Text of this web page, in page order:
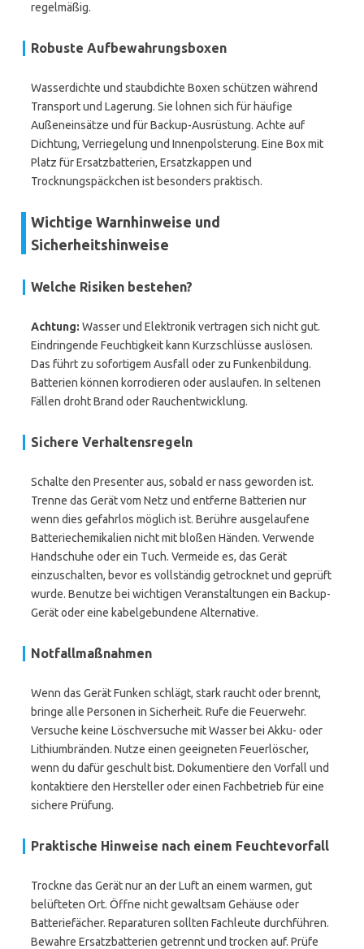
regelmäßig.
Robuste Aufbewahrungsboxen
Wasserdichte und staubdichte Boxen schützen während
Transport und Lagerung. Sie lohnen sich für häufige
Außeneinsätze und für Backup-Ausrüstung. Achte auf
Dichtung, Verriegelung und Innenpolsterung. Eine Box mit
Platz für Ersatzbatterien, Ersatzkappen und
Trocknungspäckchen ist besonders praktisch.
Wichtige Warnhinweise und
Sicherheitshinweise
Welche Risiken bestehen?
Achtung: Wasser und Elektronik vertragen sich nicht gut.
Eindringende Feuchtigkeit kann Kurzschlüsse auslösen.
Das führt zu sofortigem Ausfall oder zu Funkenbildung.
Batterien können korrodieren oder auslaufen. In seltenen
Fällen droht Brand oder Rauchentwicklung.
Sichere Verhaltensregeln
Schalte den Presenter aus, sobald er nass geworden ist.
Trenne das Gerät vom Netz und entferne Batterien nur
wenn dies gefahrlos möglich ist. Berühre ausgelaufene
Batteriechemikalien nicht mit bloßen Händen. Verwende
Handschuhe oder ein Tuch. Vermeide es, das Gerät
einzuschalten, bevor es vollständig getrocknet und geprüft
wurde. Benutze bei wichtigen Veranstaltungen ein Backup-
Gerät oder eine kabelgebundene Alternative.
Notfallmaßnahmen
Wenn das Gerät Funken schlägt, stark raucht oder brennt,
bringe alle Personen in Sicherheit. Rufe die Feuerwehr.
Versuche keine Löschversuche mit Wasser bei Akku- oder
Lithiumbränden. Nutze einen geeigneten Feuerlöscher,
wenn du dafür geschult bist. Dokumentiere den Vorfall und
kontaktiere den Hersteller oder einen Fachbetrieb für eine
sichere Prüfung.
Praktische Hinweise nach einem Feuchtevorfall
Trockne das Gerät nur an der Luft an einem warmen, gut
belüfteten Ort. Öffne nicht gewaltsam Gehäuse oder
Batteriefächer. Reparaturen sollten Fachleute durchführen.
Bewahre Ersatzbatterien getrennt und trocken auf. Prüfe